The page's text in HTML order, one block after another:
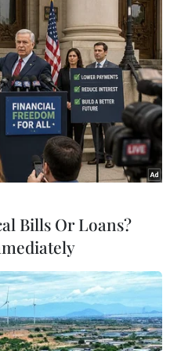
túy
#Biên giới
Long An Tây Ninh
Bills Or Loans?